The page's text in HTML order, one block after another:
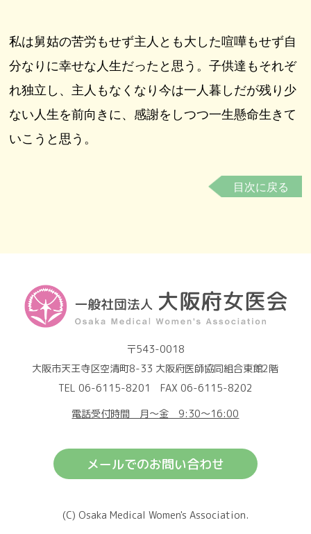
私は舅姑の苦労もせず主人とも大した喧嘩もせず自
分なりに幸せな人生だったと思う。子供達もそれぞ
れ独立し、主人もなくなり今は一人暮しだが残り少
ない人生を前向きに、感謝をしつつ一生懸命生きて
いこうと思う。
目次に戻る
〒543-0018
大阪市天王寺区空清町8-33 大阪府医師協同組合東館2階
TEL 06-6115-8201 FAX 06-6115-8202
電話受付時間 月～金 9:30～16:00
メールでのお問い合わせ
(C) Osaka Medical Women's Association.